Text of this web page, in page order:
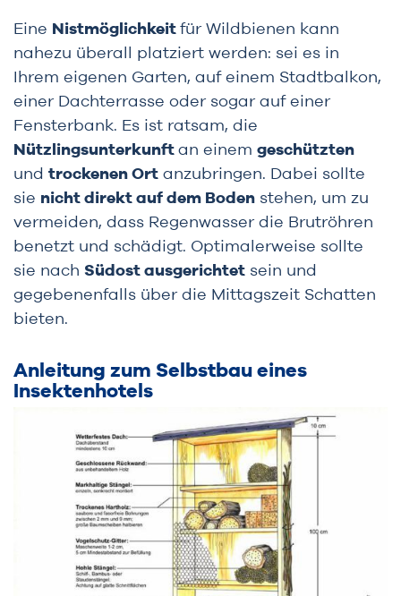
Eine Nistmöglichkeitfür Wildbienen kann
nahezu überall platziert werden: sei es in
Ihrem eigenen Garten, auf einem Stadtbalkon,
einer Dachterrasse oder sogar auf einer
Fensterbank. Es ist ratsam, die
Nützlingsunterkunftan einem geschützten
und trockenen Ort anzubringen. Dabei sollte
sie nicht direkt auf dem Boden stehen, um zu
vermeiden, dass Regenwasser die Brutröhren
benetzt und schädigt. Optimalerweise sollte
sie nach Südost ausgerichtet sein und
gegebenenfalls über die Mittagszeit Schatten
bieten.
Anleitung zum Selbstbau eines
Insektenhotels